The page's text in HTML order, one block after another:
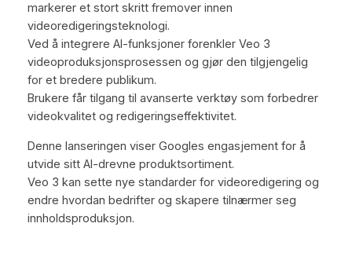
markerer et stort skritt fremover innen
videoredigeringsteknologi.
Ved å integrere AI-funksjoner forenkler Veo 3
videoproduksjonsprosessen og gjør den tilgjengelig
for et bredere publikum.
Brukere får tilgang til avanserte verktøy som forbedrer
videokvalitet og redigeringseffektivitet.
Denne lanseringen viser Googles engasjement for å
utvide sitt AI-drevne produktsortiment.
Veo 3 kan sette nye standarder for videoredigering og
endre hvordan bedrifter og skapere tilnærmer seg
innholdsproduksjon.